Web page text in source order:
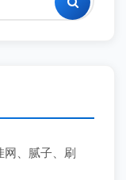
网、腻子、刷